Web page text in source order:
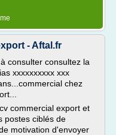
- Aftal.fr
consulter consultez la
xxxxxxxxxx xxx
chez
commercial export et
postes ciblés de
motivation d'envoyer